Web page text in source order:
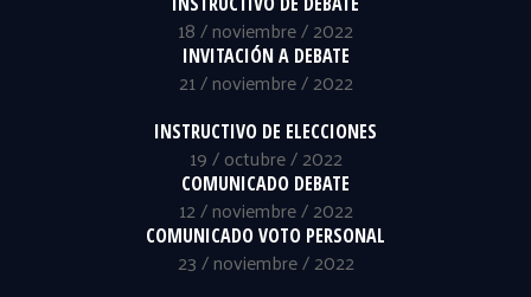
18 / noviembre / 2022
INVITACIÓN A DEBATE
21 / noviembre / 2022
INSTRUCTIVO DE ELECCIONES
19 / octubre / 2022
COMUNICADO DEBATE
12 / noviembre / 2022
COMUNICADO VOTO PERSONAL
23 / noviembre / 2022